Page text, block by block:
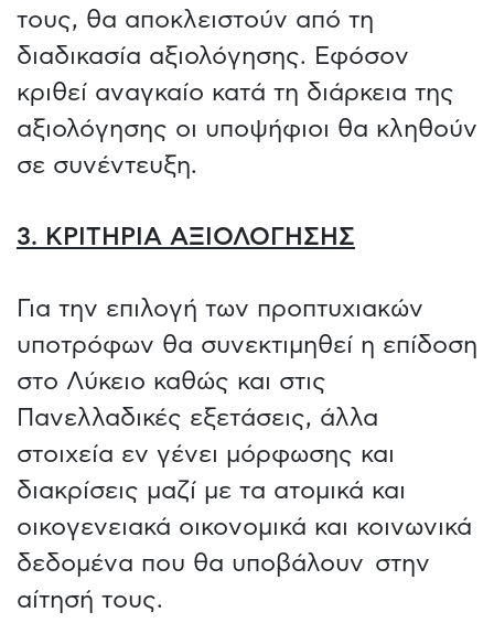
τους, θα αποκλειστούν από τη
διαδικασία αξιολόγησης. Εφόσον
κριθεί αναγκαίο κατά τη διάρκεια της
αξιολόγησης οι υποψήφιοι θα κληθούν
σε συνέντευξη.
3. ΚΡΙΤHΡΙΑ ΑΞΙΟΛΟΓΗΣΗΣ
Για την επιλογή των προπτυχιακών
υποτρόφων θα συνεκτιμηθεί η επίδοση
στο Λύκειο καθώς και στις
Πανελλαδικές εξετάσεις, άλλα
στοιχεία εν γένει μόρφωσης και
διακρίσεις μαζί με τα ατομικά και
οικογενειακά οικονομικά και κοινωνικά
δεδομένα που θα υποβάλουν στην
αίτησή τους.